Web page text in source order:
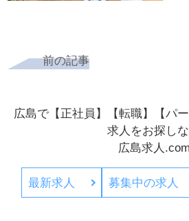
前の記事
広島で【正社員】【転職】【パ
求人をお探し
広島求人.com
最新求人 募集中の求人